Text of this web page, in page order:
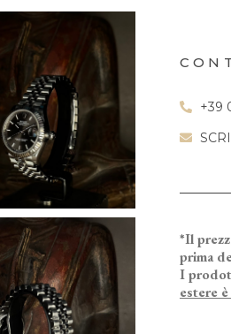
+39
*Il
prima
I
estere